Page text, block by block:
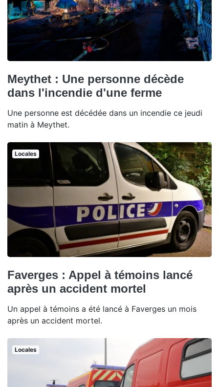
Meythet : Une personne décède
dans l'incendie d'une ferme
Une personne est décédée dans un incendie ce jeudi
matin à Meythet.
Locales
Faverges : Appel à témoins lancé
après un accident mortel
Un appel à témoins a été lancé à Faverges un mois
après un accident mortel.
Locales